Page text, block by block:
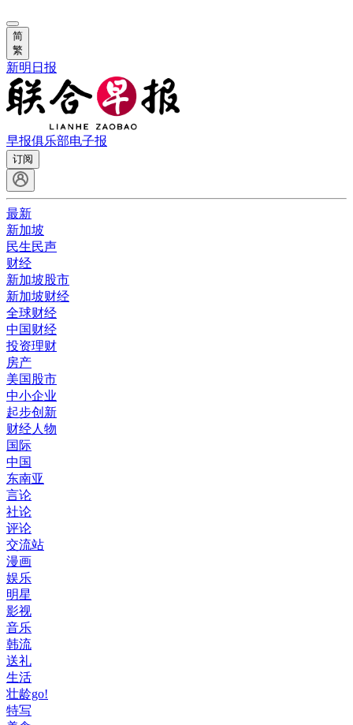
简
繁
新明日报
早报俱乐部电子报
订阅
最新
新加坡
民生民声
财经
新加坡股市
新加坡财经
全球财经
中国财经
投资理财
房产
美国股市
中小企业
起步创新
财经人物
国际
中国
东南亚
言论
社论
评论
交流站
漫画
娱乐
明星
影视
音乐
韩流
送礼
生活
壮龄go!
特写